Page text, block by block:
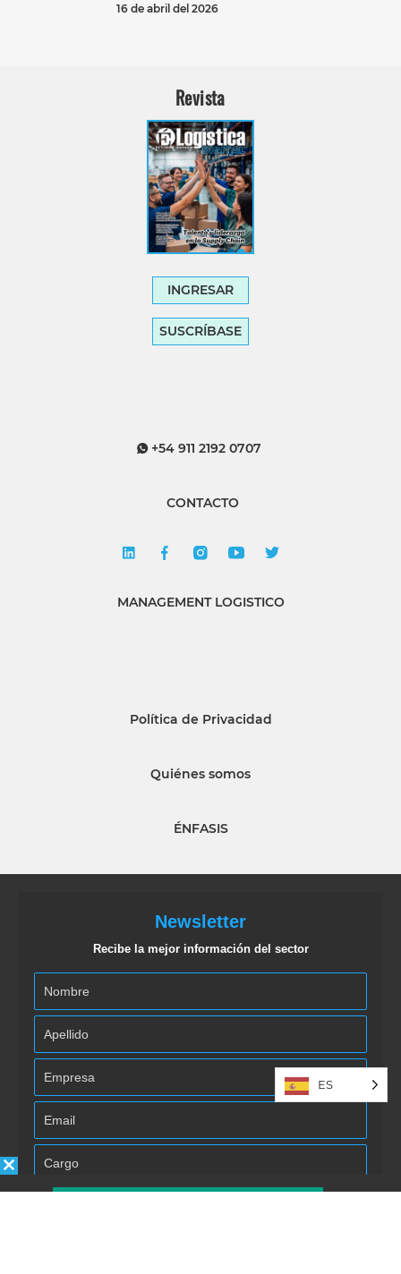
16 de abril del 2026
Revista
INGRESAR
SUSCRÍBASE
+54 911 2192 0707
CONTACTO
MANAGEMENT LOGISTICO
Política de Privacidad
Quiénes somos
ÉNFASIS
Newsletter
Recibe la mejor información del sector
ES